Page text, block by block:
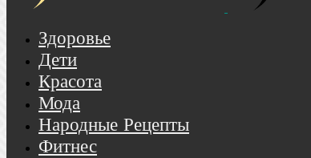
Здоровье
Дети
Красота
Мода
Народные Рецепты
Фитнес